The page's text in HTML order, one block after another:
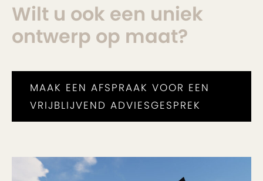
Wilt u ook een uniek
ontwerp op maat?
MAAK EEN AFSPRAAK VOOR EEN
VRIJBLIJVEND ADVIESGESPREK